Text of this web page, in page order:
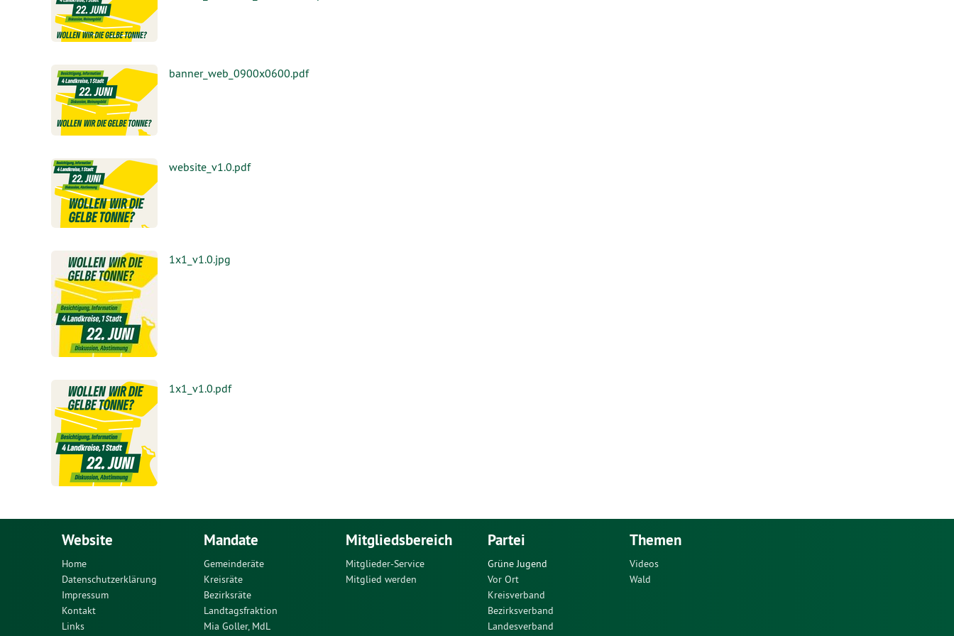
banner_web_0900x0600.pdf
website_v1.0.pdf
1x1_v1.0.jpg
1x1_v1.0.pdf
Website
Home
Datenschutzerklärung
Impressum
Kontakt
Links
Mandate
Gemeinderäte
Kreisräte
Bezirksräte
Landtagsfraktion
Mia Goller, MdL
Mitgliedsbereich
Mitglieder-Service
Mitglied werden
Partei
Grüne Jugend
Vor Ort
Kreisverband
Bezirksverband
Landesverband
Themen
Videos
Wald